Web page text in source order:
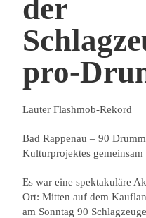
der
pro-
Lauter Flashmob-Rekord
Bad Rappenau – 90
Kulturprojektes
Es war eine spektakuläre
Ort: Mitten auf dem
am Sonntag 90